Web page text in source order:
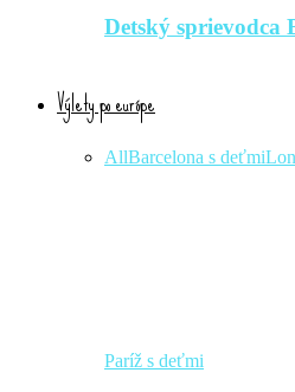
Detský sprievodca
Výlety po európe
AllBarcelona s deťmi
Paríž s deťmi